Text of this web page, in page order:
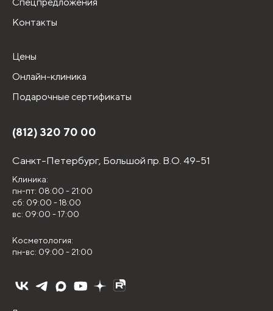
Контакты
Цены
Онлайн-клиника
Подарочные сертификаты
(812) 320 70 00
Санкт-Петербург, Большой пр. В.О. 49-51
Клиника:
пн-пт: 08:00 - 21:00
сб: 09:00 - 18:00
вс: 09:00 - 17:00
Косметология:
пн-вс: 09:00 - 21:00